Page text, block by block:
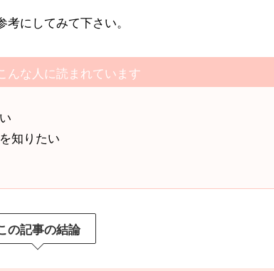
にしてみて下さい。
んな人に読まれています
知りたい
の記事の結論